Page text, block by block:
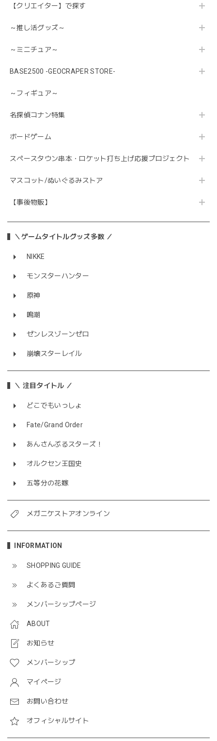
【クリエイター】で探す
～推し活グッズ～
～ミニチュア～
BASE2500 -GEOCRAPER STORE-
～フィギュア～
名探偵コナン特集
ボードゲーム
スペースタウン串本・ロケット打ち上げ応援プロジェクト
マスコット/ぬいぐるみストア
【事後物販】
＼ゲームタイトルグッズ多数 ／
NIKKE
モンスターハンター
原神
鳴潮
ゼンレスゾーンゼロ
崩壊スターレイル
＼ 注目タイトル ／
どこでもいっしょ
Fate/Grand Order
あんさんぶるスターズ！
オルクセン王国史
五等分の花嫁
メガニケストアオンライン
INFORMATION
SHOPPING GUIDE
よくあるご質問
メンバーシップページ
ABOUT
お知らせ
メンバーシップ
マイページ
お問い合わせ
オフィシャルサイト